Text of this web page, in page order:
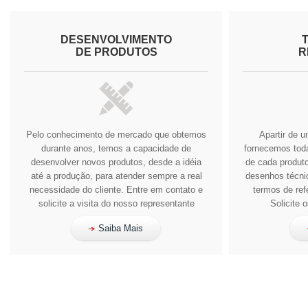
DESENVOLVIMENTO
DE PRODUTOS
Pelo conhecimento de mercado que obtemos
durante anos, temos a capacidade de
desenvolver novos produtos, desde a idéia
até a produção, para atender sempre a real
necessidade do cliente. Entre em contato e
solicite a visita do nosso representante
Saiba Mais
Apartir de
fornecemos
de cada
desenhos
termos de
Solicite